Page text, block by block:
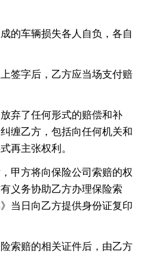
的车辆损失各人自负，各自
签字后，乙方应当场支付赔
弃了任何形式的赔偿和补
缠乙方，包括向任何机关和
再主张权利。
甲方将向保险公司索赔的权
义务协助乙方办理保险索
当日向乙方提供身份证复印
索赔的相关证件后，由乙方